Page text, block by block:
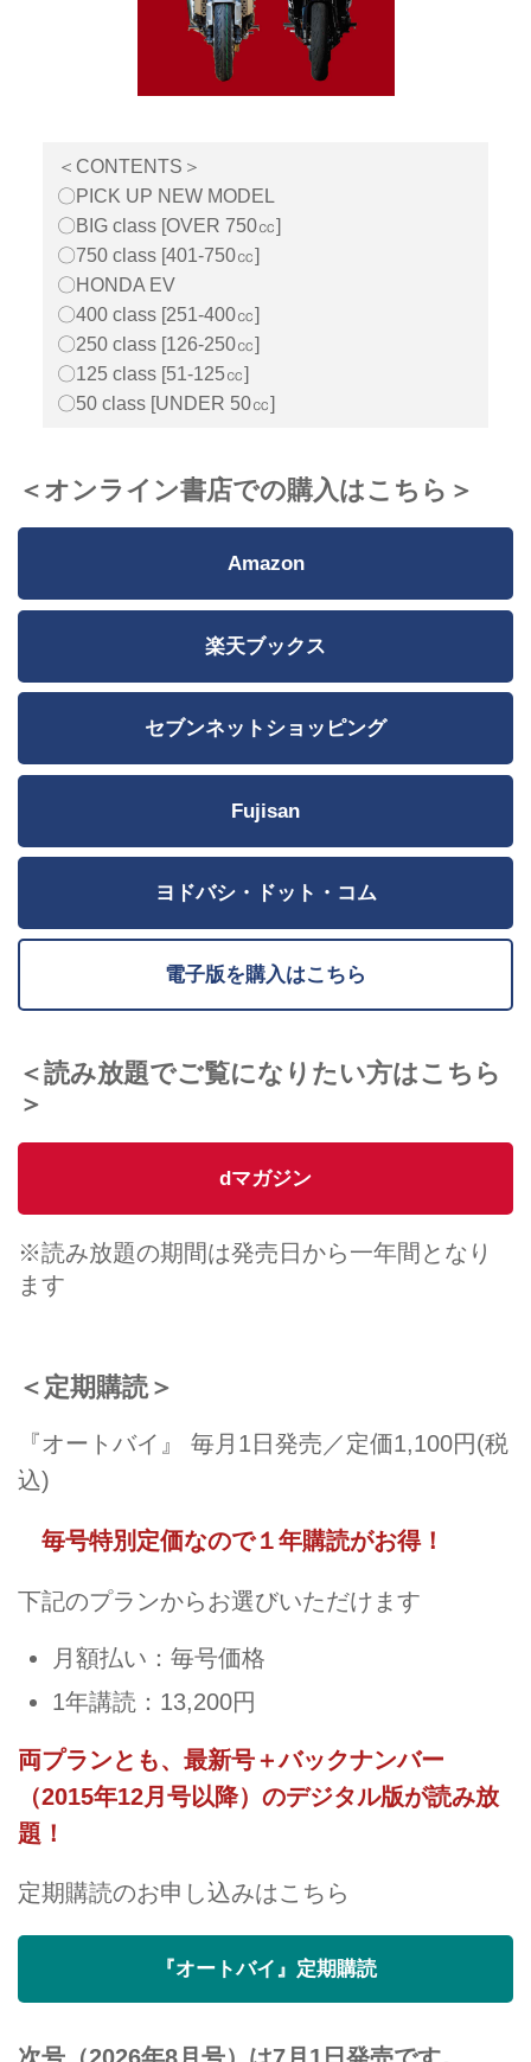
＜CONTENTS＞
〇PICK UP NEW MODEL
〇BIG class [OVER 750㏄]
〇750 class [401-750㏄]
〇HONDA EV
〇400 class [251-400㏄]
〇250 class [126-250㏄]
〇125 class [51-125㏄]
〇50 class [UNDER 50㏄]
＜オンライン書店での購入はこちら＞
Amazon
楽天ブックス
セブンネットショッピング
Fujisan
ヨドバシ・ドット・コム
電子版を購入はこちら
＜読み放題でご覧になりたい方はこちら
＞
dマガジン
※読み放題の期間は発売日から一年間となり
ます
＜定期購読＞
『オートバイ』 毎月1日発売／定価1,100円(税
込)
毎号特別定価なので１年購読がお得！
下記のプランからお選びいただけます
月額払い：毎号価格
1年講読：13,200円
両プランとも、最新号＋バックナンバー
（2015年12月号以降）のデジタル版が読み放
題！
定期購読のお申し込みはこちら
『オートバイ』定期購読